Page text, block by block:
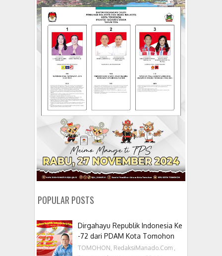
POPULAR POSTS
Dirgahayu Republik Indonesia Ke
-72 dari PDAM Kota Tomohon
TOMOHON, RedaksiManado.Com ,